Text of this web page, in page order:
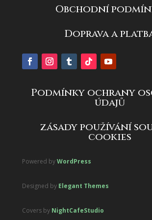
Obchodní
Doprava a
Podmínky ochrany
údajů
zásady používání
cookies
Powered byWordPress
Designed by Elegant Themes
Covers by NightCafeStudio